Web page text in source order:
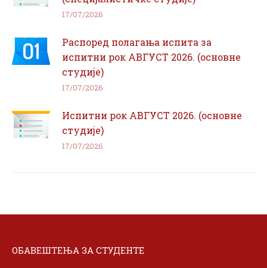
17/07/2026
Распоред полагања испита за
испитни рок АВГУСТ 2026. (основне
студије)
17/07/2026
Испитни рок АВГУСТ 2026. (основне
студије)
17/07/2026
ОБАВЕШТЕЊА ЗА СТУДЕНТЕ